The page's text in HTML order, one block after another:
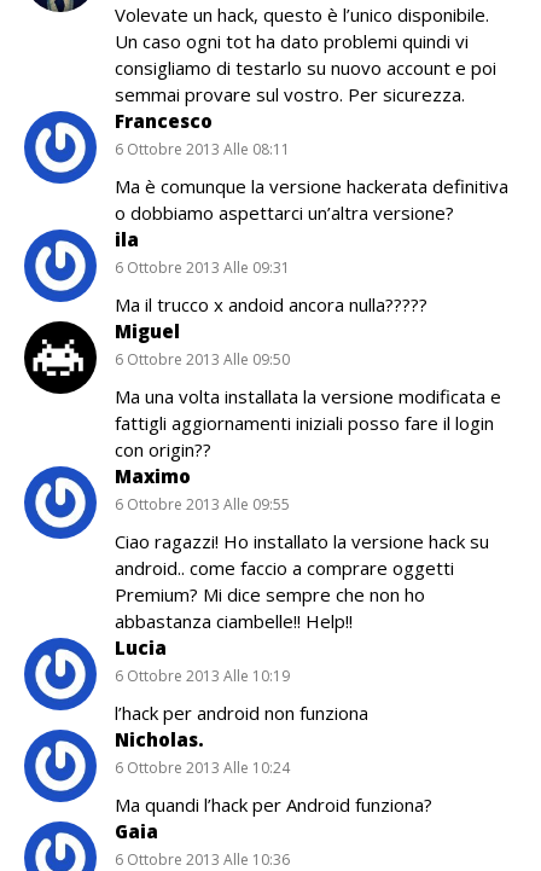
Volevate un hack, questo è l’unico disponibile.
Un caso ogni tot ha dato problemi quindi vi
consigliamo di testarlo su nuovo account e poi
semmai provare sul vostro. Per sicurezza.
Francesco
6 Ottobre 2013 Alle 08:11
Ma è comunque la versione hackerata definitiva
o dobbiamo aspettarci un’altra versione?
ila
6 Ottobre 2013 Alle 09:31
Ma il trucco x andoid ancora nulla?????
Miguel
6 Ottobre 2013 Alle 09:50
Ma una volta installata la versione modificata e
fattigli aggiornamenti iniziali posso fare il login
con origin??
Maximo
6 Ottobre 2013 Alle 09:55
Ciao ragazzi! Ho installato la versione hack su
android.. come faccio a comprare oggetti
Premium? Mi dice sempre che non ho
abbastanza ciambelle!! Help!!
Lucia
6 Ottobre 2013 Alle 10:19
l’hack per android non funziona
Nicholas.
6 Ottobre 2013 Alle 10:24
Ma quandi l’hack per Android funziona?
Gaia
6 Ottobre 2013 Alle 10:36